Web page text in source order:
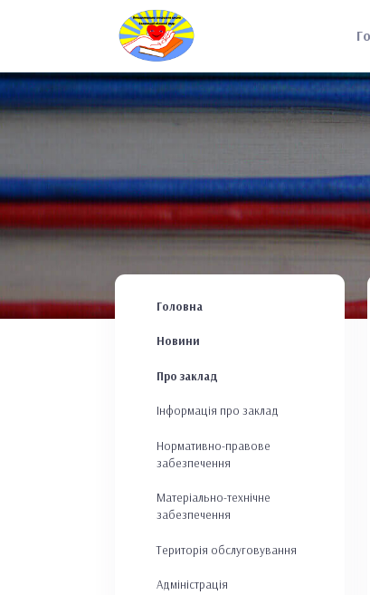
Головна
Новини
Про заклад
Інформація про заклад
Нормативно-правове
забезпечення
Матеріально-технічне
забезпечення
Територія обслуговування
Адміністрація